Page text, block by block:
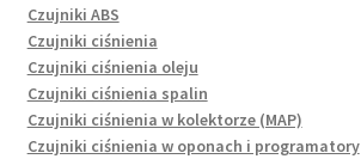
Czujniki ABS
Czujniki ciśnienia
Czujniki ciśnienia oleju
Czujniki ciśnienia spalin
Czujniki ciśnienia w kolektorze (MAP)
Czujniki ciśnienia w oponach i programatory